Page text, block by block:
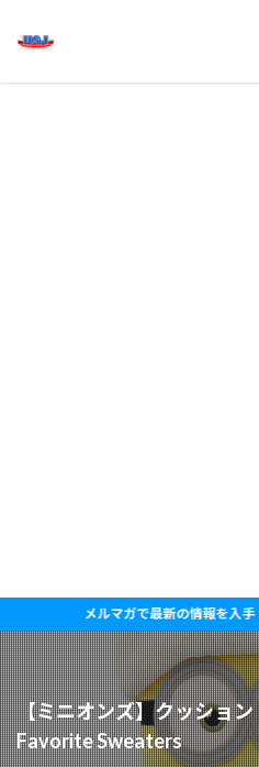
メルマガで最新の情報を入手！
【ミニオンズ】クッショ
Favorite Sweaters